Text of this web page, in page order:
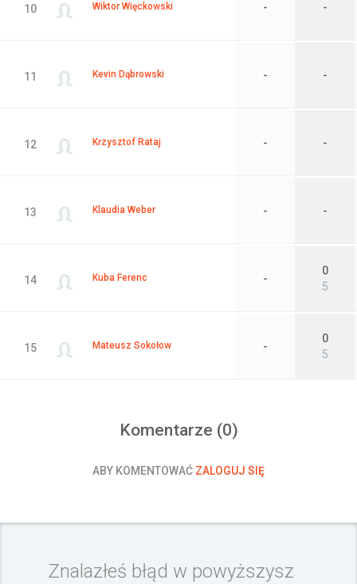
10 Wiktor Więckowski - -
11 Kevin Dąbrowski - -
12 Krzysztof Rataj - -
13 Klaudia Weber - -
14 Kuba Ferenc -
0
5
15 Mateusz Sokołow -
0
5
Komentarze (0)
ABY KOMENTOWAĆ ZALOGUJ SIĘ
Znalazłeś błąd w powyższysz